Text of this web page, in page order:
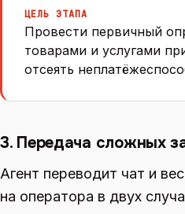
ЦЕЛЬ ЭТАПА
Провести первичный
товарами и услугами
отсеять
3. Передача сложных
Агент переводит чат и
на оператора в двух